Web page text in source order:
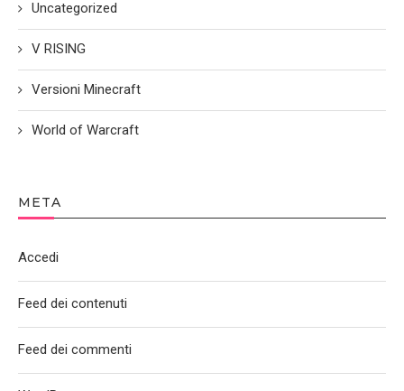
Uncategorized
V RISING
Versioni Minecraft
World of Warcraft
META
Accedi
Feed dei contenuti
Feed dei commenti